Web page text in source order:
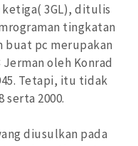
ketiga( 3GL), ditulis
tingkatan
buat pc merupakan
oleh Konrad
Tetapi, itu tidak
serta 2000.
diusulkan pada